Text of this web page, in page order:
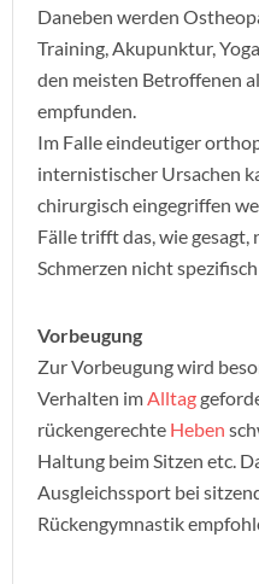
Daneben werden
Training, Akupunktur,
den meisten Betroffenen
empfunden.
Im Falle eindeutiger
internistischer Ursachen
chirurgisch eingegriffen
Fälle trifft das, wie gesagt,
Schmerzen nicht
Vorbeugung
Zur Vorbeugung wird
Verhalten imAlltag
rückengerechte Heben
Haltung beim Sitzen etc.
Ausgleichssport bei
Rückengymnastik